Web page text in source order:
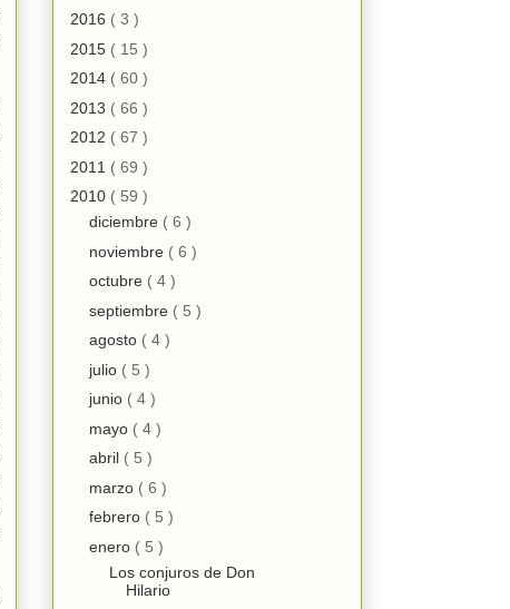
2016 ( 3 )
2015 ( 15 )
2014 ( 60 )
2013 ( 66 )
2012 ( 67 )
2011 ( 69 )
2010 ( 59 )
diciembre ( 6 )
noviembre ( 6 )
octubre ( 4 )
septiembre ( 5 )
agosto ( 4 )
julio ( 5 )
junio ( 4 )
mayo ( 4 )
abril ( 5 )
marzo ( 6 )
febrero ( 5 )
enero ( 5 )
Los conjuros de Don
Hilario